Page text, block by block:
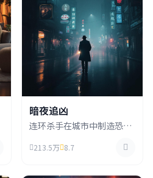
暗夜追凶
连环杀手在城市中制造恐
专家联手追踪，在迷雾中寻
213.5万 8.7